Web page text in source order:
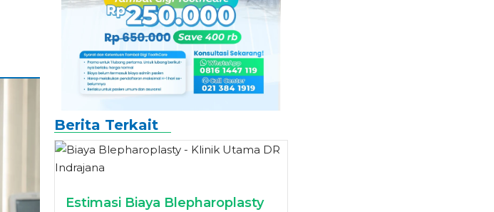
Berita Terkait
Estimasi Biaya Blepharoplasty